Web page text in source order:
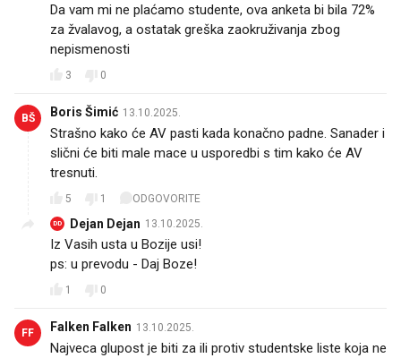
Da vam mi ne plaćamo studente, ova anketa bi bila 72%
za žvalavog, a ostatak greška zaokruživanja zbog
nepismenosti
3 0
BŠ Boris Šimić 13.10.2025.
Strašno kako će AV pasti kada konačno padne. Sanader i
slični će biti male mace u usporedbi s tim kako će AV
tresnuti.
5 1 ODGOVORITE
DD Dejan Dejan 13.10.2025.
Iz Vasih usta u Bozije usi!
ps: u prevodu - Daj Boze!
1 0
FF Falken Falken 13.10.2025.
Najveca glupost je biti za ili protiv studentske liste koja ne